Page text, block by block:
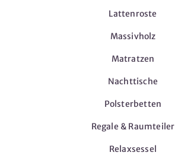
Lattenroste
Massivholz
Matratzen
Nachttische
Polsterbetten
Regale & Raumteiler
Relaxsessel